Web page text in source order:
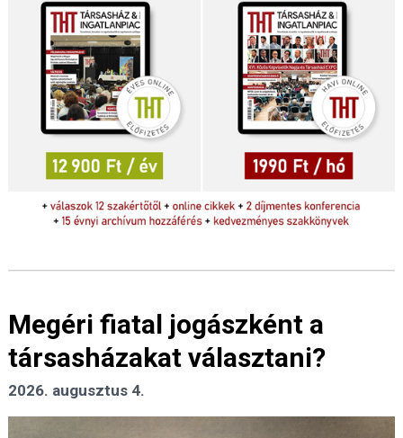
Megéri fiatal jogászként a
társasházakat választani?
2026. augusztus 4.